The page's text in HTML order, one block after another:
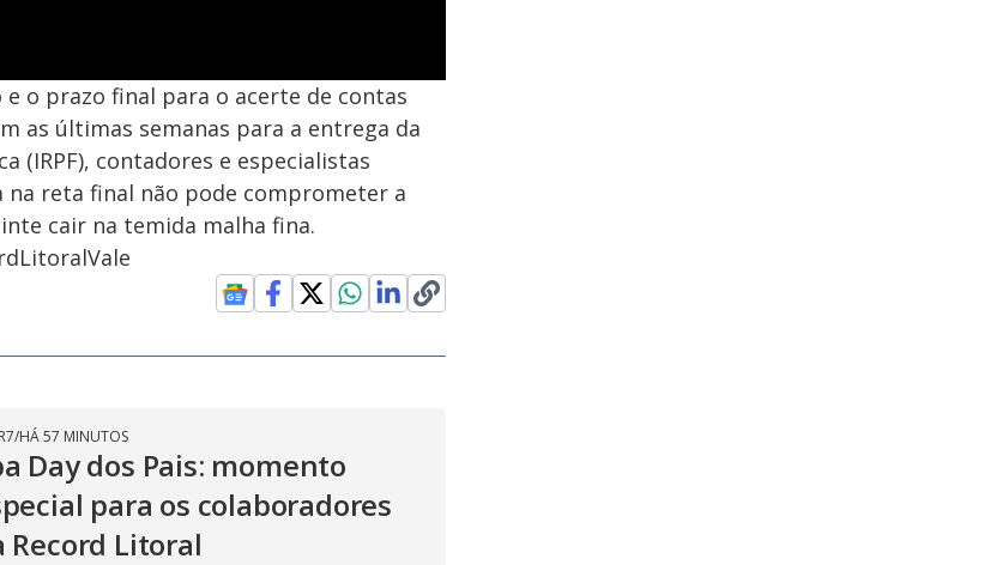
o prazo final para o acerte de contas
as últimas semanas para a entrega da
(IRPF), contadores e especialistas
reta final não pode comprometer a
cair na temida malha fina.
/HÁ 57 MINUTOS
Day dos Pais: momento
para os colaboradores
Record Litoral